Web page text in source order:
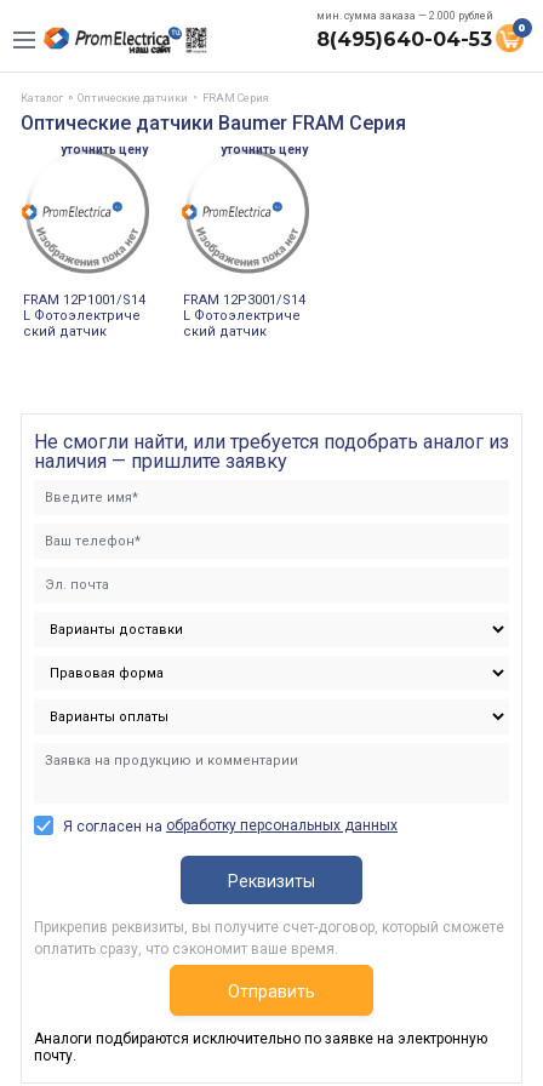
мин. сумма заказа — 2.000 рублей
8(495)640-04-53 0
Каталог Оптические датчики FRAM Серия
Оптические датчики Baumer FRAM Серия
уточнить цену
FRAM 12P1001/S14
L Фотоэлектриче
ский датчик
уточнить цену
FRAM 12P3001/S14
L Фотоэлектриче
ский датчик
Не смогли найти, или требуется подобрать аналог из
наличия — пришлите заявку
Я согласен на обработку персональных данных
Реквизиты
Прикрепив реквизиты, вы получите счет-договор, который сможете
оплатить сразу, что сэкономит ваше время.
Отправить
Аналоги подбираются исключительно по заявке на электронную
почту.